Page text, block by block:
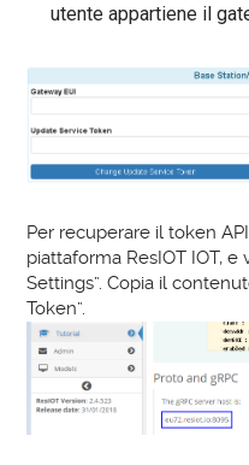
utente appartiene il
Per recuperare il token
piattaforma ResIOT IOT, e
Settings”. Copia il
Token”.